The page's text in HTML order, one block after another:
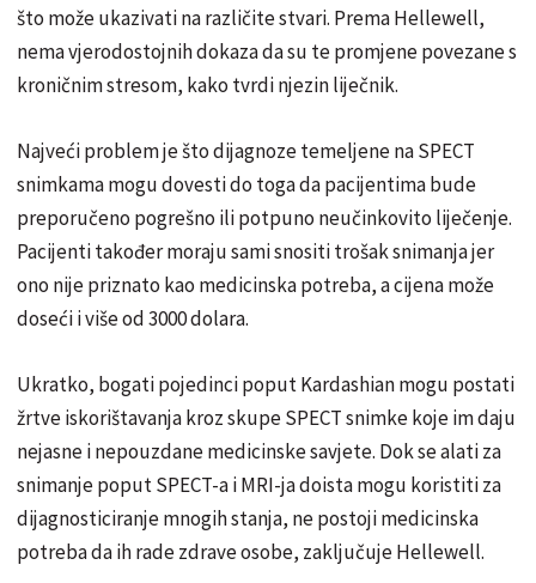
što može ukazivati na različite stvari. Prema Hellewell,
nema vjerodostojnih dokaza da su te promjene povezane s
kroničnim stresom, kako tvrdi njezin liječnik.
Najveći problem je što dijagnoze temeljene na SPECT
snimkama mogu dovesti do toga da pacijentima bude
preporučeno pogrešno ili potpuno neučinkovito liječenje.
Pacijenti također moraju sami snositi trošak snimanja jer
ono nije priznato kao medicinska potreba, a cijena može
doseći i više od 3000 dolara.
Ukratko, bogati pojedinci poput Kardashian mogu postati
žrtve iskorištavanja kroz skupe SPECT snimke koje im daju
nejasne i nepouzdane medicinske savjete. Dok se alati za
snimanje poput SPECT-a i MRI-ja doista mogu koristiti za
dijagnosticiranje mnogih stanja, ne postoji medicinska
potreba da ih rade zdrave osobe, zaključuje Hellewell.